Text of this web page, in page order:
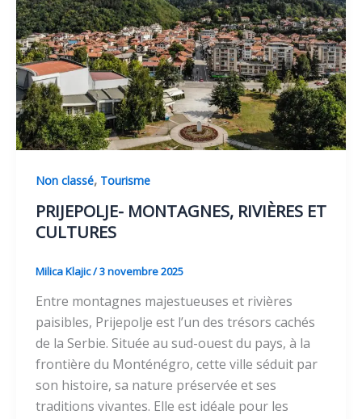
Non classé, Tourisme
PRIJEPOLJE- MONTAGNES, RIVIÈRES ET
CULTURES
Milica Klajic/3 novembre 2025
Entre montagnes majestueuses et rivières
paisibles, Prijepolje est l’un des trésors cachés
de la Serbie. Située au sud-ouest du pays, à la
frontière du Monténégro, cette ville séduit par
son histoire, sa nature préservée et ses
traditions vivantes. Elle est idéale pour les